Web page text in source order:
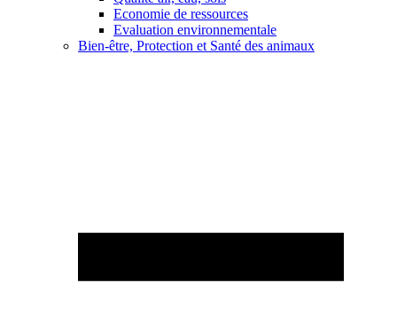
Economie de ressources
Evaluation environnementale
Bien-être, Protection et Santé des animaux